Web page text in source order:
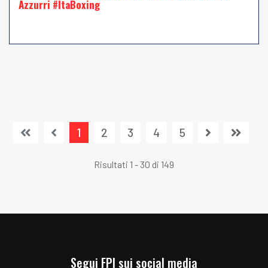
Azzurri #ItaBoxing
1 2 3 4 5
Risultati 1 - 30 di 149
Segui FPI sui social media